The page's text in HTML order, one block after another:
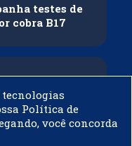
testes de
cobra B17
mistura de
Política de
você concorda